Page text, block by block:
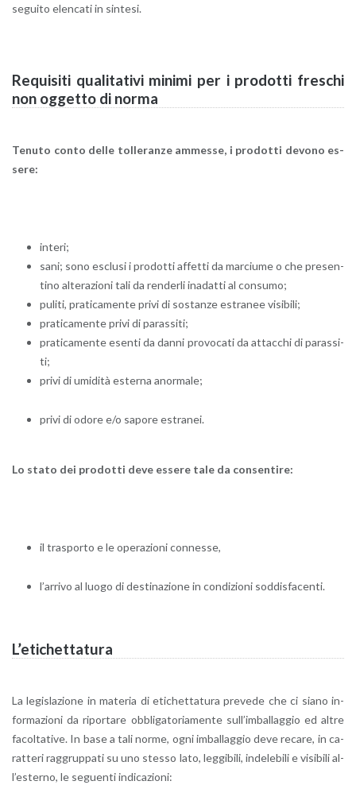
se­gui­to elen­ca­ti in sin­te­si.
Re­qui­si­ti qua­li­ta­ti­vi mi­ni­mi per i pro­dot­ti fre­schi
non og­get­to di norma
Te­nu­to conto delle tol­le­ran­ze am­mes­se, i pro­dot­ti de­vo­no es­
se­re:
in­te­ri;
sani; sono esclu­si i pro­dot­ti af­fet­ti da mar­ciu­me o che pre­sen­
ti­no al­te­ra­zio­ni tali da ren­der­li ina­dat­ti al con­su­mo;
pu­li­ti, pra­ti­ca­men­te privi di so­stan­ze estra­nee vi­si­bi­li;
pra­ti­ca­men­te privi di pa­ras­si­ti;
pra­ti­ca­men­te esen­ti da danni pro­vo­ca­ti da at­tac­chi di pa­ras­si­
ti;
privi di umi­di­tà ester­na anor­ma­le;
privi di odore e/o sa­po­re estra­nei.
Lo stato dei pro­dot­ti deve es­se­re tale da con­sen­ti­re:
il tra­spor­to e le ope­ra­zio­ni con­nes­se,
l’ar­ri­vo al luogo di de­sti­na­zio­ne in con­di­zio­ni sod­di­sfa­cen­ti.
L’e­ti­chet­ta­tu­ra
La le­gi­sla­zio­ne in ma­te­ria di eti­chet­ta­tu­ra pre­ve­de che ci siano in­
for­ma­zio­ni da ri­por­ta­re ob­bli­ga­to­ria­men­te sul­l’im­bal­lag­gio ed altre
fa­col­ta­ti­ve. In base a tali norme, ogni im­bal­lag­gio deve re­ca­re, in ca­
rat­te­ri rag­grup­pa­ti su uno stes­so lato, leg­gi­bi­li, in­de­le­bi­li e vi­si­bi­li al­
l’e­ster­no, le se­guen­ti in­di­ca­zio­ni: